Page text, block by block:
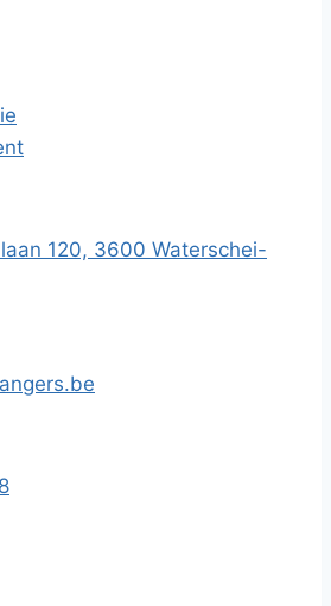
120, 3600 Waterschei-